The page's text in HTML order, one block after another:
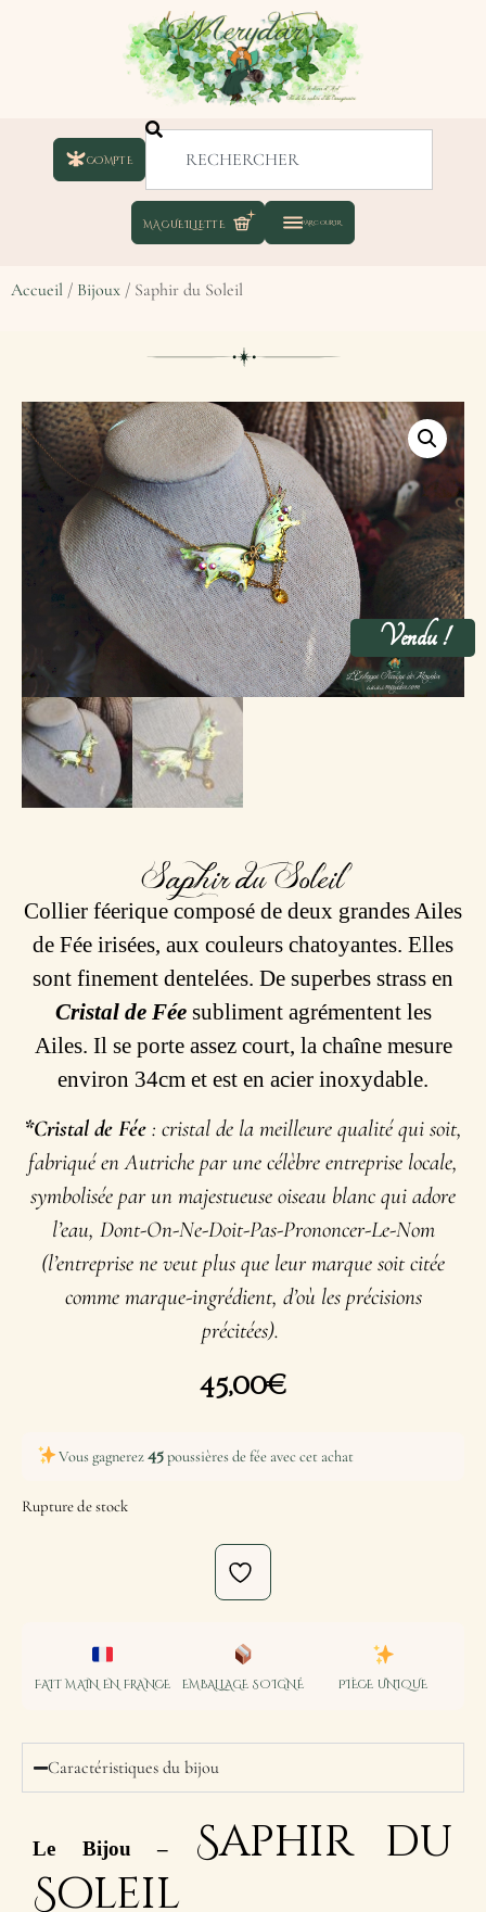
COMPTE
Accueil / Bijoux / Saphir du Soleil
Vendu !
Saphir du Soleil
Collier féerique composé de deux grandes Ailes
de Fée irisées, aux couleurs chatoyantes. Elles
sont finement dentelées. De superbes strass en
Cristal de Fée subliment agrémentent les
Ailes. Il se porte assez court, la chaîne mesure
environ 34cm et est en acier inoxydable.
*Cristal de Fée : cristal de la meilleure qualité qui soit,
fabriqué en Autriche par une célèbre entreprise locale,
symbolisée par un majestueuse oiseau blanc qui adore
l’eau, Dont-On-Ne-Doit-Pas-Prononcer-Le-Nom
(l’entreprise ne veut plus que leur marque soit citée
comme marque-ingrédient, d’où les précisions
précitées).
45,00€
Vous gagnerez45poussières de fée avec cet achat
Rupture de stock
FAIT MAIN EN FRANCE EMBALLAGE SOIGNÉ PIÈCE UNIQUE
Caractéristiques du bijou
Le Bijou –
Saphir du
Soleil